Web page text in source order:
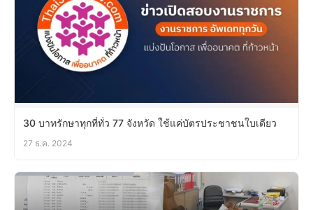
30 บาทรักษาทุกที่ทั่ว 77 จังหวัด ใช้แค่บัตรประชาชนใบเดียว
27 ธ.ค. 2024